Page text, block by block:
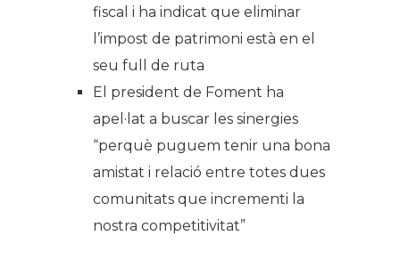
fiscal i ha indicat que eliminar
l’impost de patrimoni està en el
seu full de ruta
El president de Foment ha
apel·lat a buscar les sinergies
“perquè puguem tenir una bona
amistat i relació entre totes dues
comunitats que incrementi la
nostra competitivitat”